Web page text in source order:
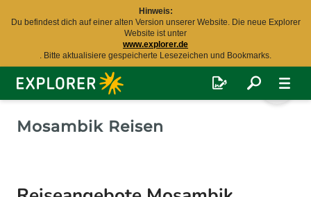
Hinweis:
Du befindest dich auf einer alten Version unserer Website. Die neue Explorer
Website ist unter
www.explorer.de
. Bitte aktualisiere gespeicherte Lesezeichen und Bookmarks.
Explorer
Fernreisen
Mosambik Reisen